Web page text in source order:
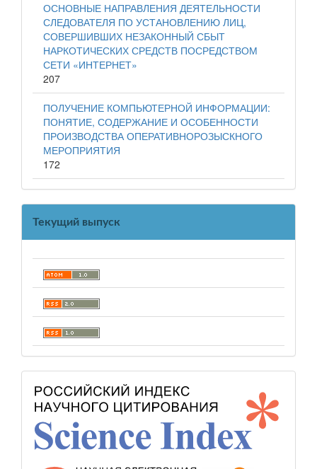
ОСНОВНЫЕ НАПРАВЛЕНИЯ ДЕЯТЕЛЬНОСТИ
СЛЕДОВАТЕЛЯ ПО УСТАНОВЛЕНИЮ ЛИЦ,
СОВЕРШИВШИХ НЕЗАКОННЫЙ СБЫТ
НАРКОТИЧЕСКИХ СРЕДСТВ ПОСРЕДСТВОМ
СЕТИ «ИНТЕРНЕТ»
207
ПОЛУЧЕНИЕ КОМПЬЮТЕРНОЙ ИНФОРМАЦИИ:
ПОНЯТИЕ, СОДЕРЖАНИЕ И ОСОБЕННОСТИ
ПРОИЗВОДСТВА ОПЕРАТИВНОРОЗЫСКНОГО
МЕРОПРИЯТИЯ
172
Текущий выпуск